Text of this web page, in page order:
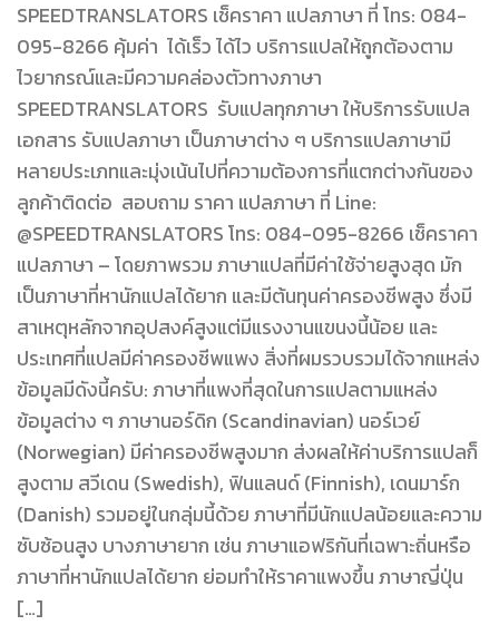
SPEEDTRANSLATORS เช็คราคา แปลภาษา ที่ โทร: 084-
095-8266 คุ้มค่า ได้เร็ว ได้ไว บริการแปลให้ถูกต้องตาม
ไวยากรณ์และมีความคล่องตัวทางภาษา
SPEEDTRANSLATORS รับแปลทุกภาษา ให้บริการรับแปล
เอกสาร รับแปลภาษา เป็นภาษาต่าง ๆ บริการแปลภาษามี
หลายประเภทและมุ่งเน้นไปที่ความต้องการที่แตกต่างกันของ
ลูกค้าติดต่อ สอบถาม ราคา แปลภาษา ที่ Line:
@SPEEDTRANSLATORS โทร: 084-095-8266 เช็คราคา
แปลภาษา – โดยภาพรวม ภาษาแปลที่มีค่าใช้จ่ายสูงสุด มัก
เป็นภาษาที่หานักแปลได้ยาก และมีต้นทุนค่าครองชีพสูง ซึ่งมี
สาเหตุหลักจากอุปสงค์สูงแต่มีแรงงานแขนงนี้น้อย และ
ประเทศที่แปลมีค่าครองชีพแพง สิ่งที่ผมรวบรวมได้จากแหล่ง
ข้อมูลมีดังนี้ครับ: ภาษาที่แพงที่สุดในการแปลตามแหล่ง
ข้อมูลต่าง ๆ ภาษานอร์ดิก (Scandinavian) นอร์เวย์
(Norwegian) มีค่าครองชีพสูงมาก ส่งผลให้ค่าบริการแปลก็
สูงตาม สวีเดน (Swedish), ฟินแลนด์ (Finnish), เดนมาร์ก
(Danish) รวมอยู่ในกลุ่มนี้ด้วย ภาษาที่มีนักแปลน้อยและความ
ซับซ้อนสูง บางภาษายาก เช่น ภาษาแอฟริกันที่เฉพาะถิ่นหรือ
ภาษาที่หานักแปลได้ยาก ย่อมทำให้ราคาแพงขึ้น ภาษาญี่ปุ่น
[…]